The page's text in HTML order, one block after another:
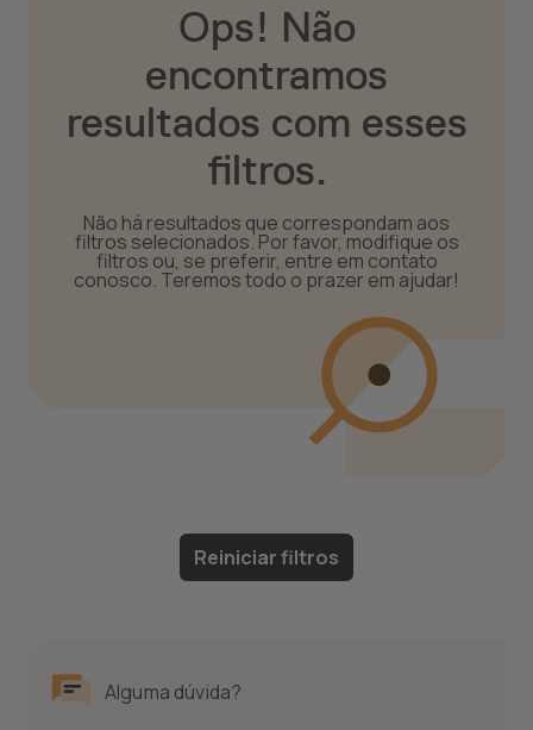
Alguma dúvida?
Ops! Não
encontramos
resultados com esses
filtros.
Não há resultados que correspondam aos
filtros selecionados. Por favor, modifique os
filtros ou, se preferir, entre em contato
conosco. Teremos todo o prazer em ajudar!
Reiniciar filtros